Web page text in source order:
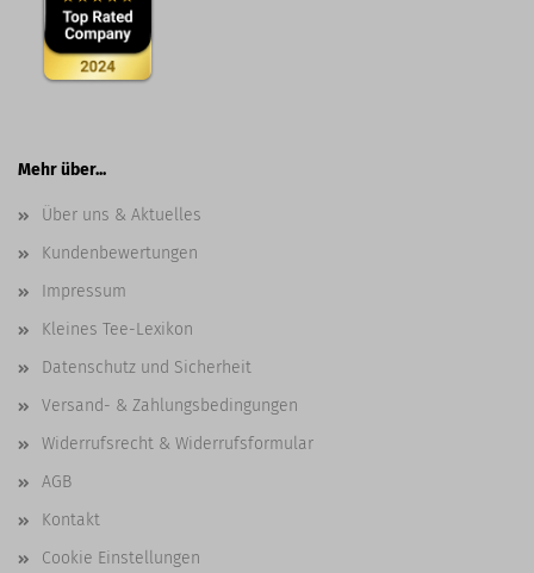
Mehr über...
Über uns & Aktuelles
Kundenbewertungen
Impressum
Kleines Tee-Lexikon
Datenschutz und Sicherheit
Versand- & Zahlungsbedingungen
Widerrufsrecht & Widerrufsformular
AGB
Kontakt
Cookie Einstellungen